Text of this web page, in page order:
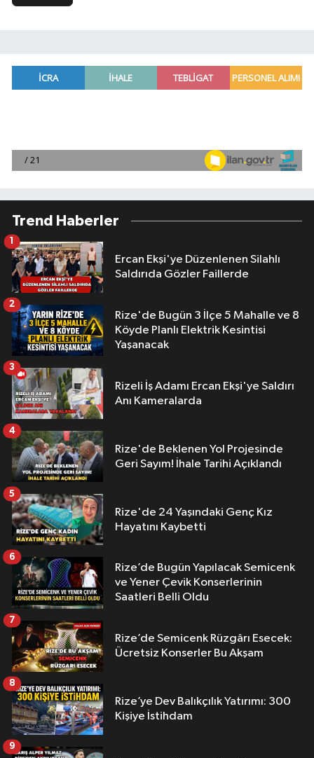
Trend Haberler
Ercan Ekşi'ye Düzenlenen Silahlı
Saldırıda Gözler Faillerde
1
Rize'de Bugün 3 İlçe 5 Mahalle ve 8
Köyde Planlı Elektrik Kesintisi
Yaşanacak
2
Rizeli İş Adamı Ercan Ekşi'ye Saldırı
Anı Kameralarda
3
Rize'de Beklenen Yol Projesinde
Geri Sayım! İhale Tarihi Açıklandı
4
Rize'de 24 Yaşındaki Genç Kız
Hayatını Kaybetti
5
Rize’de Bugün Yapılacak Semicenk
ve Yener Çevik Konserlerinin
Saatleri Belli Oldu
6
Rize’de Semicenk Rüzgârı Esecek:
Ücretsiz Konserler Bu Akşam
7
Rize’ye Dev Balıkçılık Yatırımı: 300
Kişiye İstihdam
8
9